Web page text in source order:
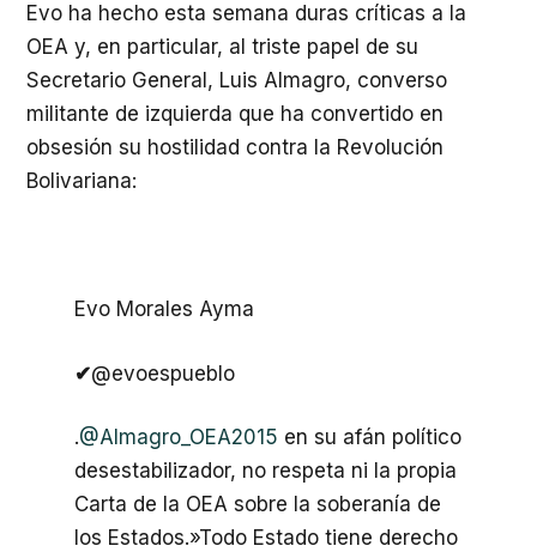
Evo ha hecho esta semana duras críticas a la
OEA y, en particular, al triste papel de su
Secretario General, Luis Almagro, converso
militante de izquierda que ha convertido en
obsesión su hostilidad contra la Revolución
Bolivariana:
Evo Morales Ayma
✔@evoespueblo
.@Almagro_OEA2015 en su afán político
desestabilizador, no respeta ni la propia
Carta de la OEA sobre la soberanía de
los Estados.»Todo Estado tiene derecho